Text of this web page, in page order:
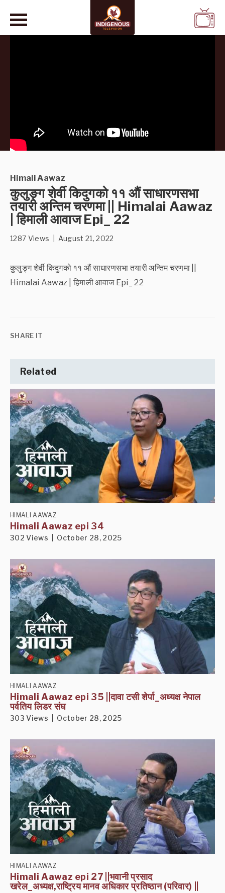
Himali Aawaz
कुलुङ्ग शेर्वी किदुगको ११ औं साधारणसभा
तयारी अन्तिम चरणमा || Himalai Aawaz
| हिमाली आवाज Epi_ 22
1287 Views | August 21, 2022
कुलुङ्ग शेर्वी किदुगको ११ औं साधारणसभा तयारी अन्तिम चरणमा ||
Himalai Aawaz | हिमाली आवाज Epi_ 22
SHARE IT
Related
HIMALI AAWAZ
Himali Aawaz epi 34
302 Views | October 28, 2025
HIMALI AAWAZ
Himali Aawaz epi 35 ||दावा टसी शेर्पा_अध्यक्ष नेपाल
पर्वतिय लिडर संघ
303 Views | October 28, 2025
HIMALI AAWAZ
Himali Aawaz epi 27 ||भवानी प्रसाद
खरेल_अध्यक्ष,राष्ट्रिय मानव अधिकार प्रतिष्ठान (परिवार) ||